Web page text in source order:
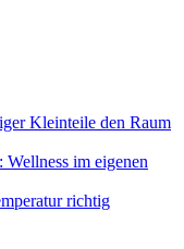
Kleinteile den Raum
im eigenen
richtig